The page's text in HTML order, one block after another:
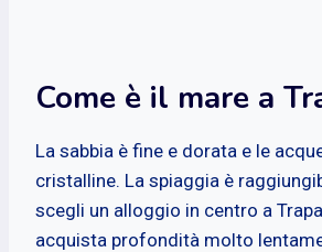
Come è il mare a
La sabbia è fine e dorata e le
cristalline. La spiaggia è
scegli un alloggio in centro a
acquista profondità molto